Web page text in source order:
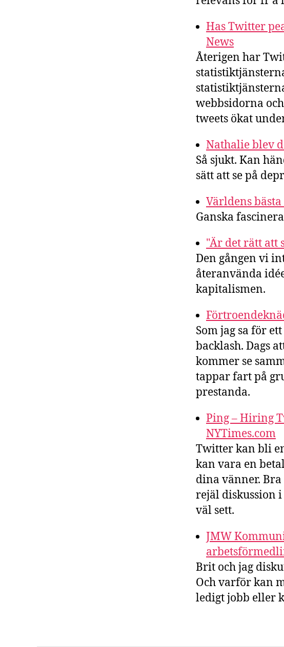
Has Twitter
News
Återigen har
webbsidorna
tweets ökat
Nathalie blev
Så sjukt. Kan
sätt att se på
Världens
Ganska
"Är det rätt att
Den gången vi
återanvända
kapitalismen.
Som jag sa för
backlash. Dags
kommer se
tappar fart på
prestanda.
Ping – Hiring
NYTimes.com
Twitter kan bli
kan vara en
dina vänner.
rejäl diskussion
väl sett.
JMW
Brit och jag
Och varför kan
ledigt jobb eller